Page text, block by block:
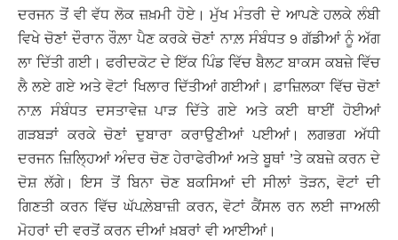
ਦਰਜਨ ਤੋਂ ਵੀ ਵੱਧ ਲੋਕ ਜ਼ਖ਼ਮੀ ਹੋਏ। ਮੁੱਖ ਮੰਤਰੀ ਦੇ ਆਪਣੇ ਹਲਕੇ ਲੰਬੀ
ਵਿਖੇ ਚੋਣਾਂ ਦੌਰਾਨ ਰੌਲ਼ਾ ਪੈਣ ਕਰਕੇ ਚੋਣਾਂ ਨਾਲ਼ ਸੰਬੰਧਤ 9 ਗੱਡੀਆਂ ਨੂੰ ਅੱਗ
ਲਾ ਦਿੱਤੀ ਗਈ। ਫਰੀਦਕੋਟ ਦੇ ਇੱਕ ਪਿੰਡ ਵਿੱਚ ਬੈਲਟ ਬਾਕਸ ਕਬਜ਼ੇ ਵਿੱਚ
ਲੈ ਲਏ ਗਏ ਅਤੇ ਵੋਟਾਂ ਖਿਲਾਰ ਦਿੱਤੀਆਂ ਗਈਆਂ। ਫ਼ਾਜ਼ਿਲਕਾ ਵਿੱਚ ਚੋਣਾਂ
ਨਾਲ਼ ਸੰਬੰਧਤ ਦਸਤਾਵੇਜ਼ ਪਾੜ ਦਿੱਤੇ ਗਏ ਅਤੇ ਕਈ ਥਾਈਂ ਹੋਈਆਂ
ਗੜਬੜਾਂ ਕਰਕੇ ਚੋਣਾਂ ਦੁਬਾਰਾ ਕਰਾਉਣੀਆਂ ਪਈਆਂ। ਲਗਭਗ ਅੱਧੀ
ਦਰਜਨ ਜ਼ਿਲ੍ਹਿਆਂ ਅੰਦਰ ਚੋਣ ਹੇਰਾਫੇਰੀਆਂ ਅਤੇ ਬੂਥਾਂ ’ਤੇ ਕਬਜ਼ੇ ਕਰਨ ਦੇ
ਦੋਸ਼ ਲੱਗੇ। ਇਸ ਤੋਂ ਬਿਨਾ ਚੋਣ ਬਕਸਿਆਂ ਦੀ ਸੀਲਾਂ ਤੋੜਨ, ਵੋਟਾਂ ਦੀ
ਗਿਣਤੀ ਕਰਨ ਵਿੱਚ ਘੱਪਲ਼ੇਬਾਜ਼ੀ ਕਰਨ, ਵੋਟਾਂ ਕੈਂਸਲ ਰਨ ਲਈ ਜਾਅਲੀ
ਮੋਹਰਾਂ ਦੀ ਵਰਤੋਂ ਕਰਨ ਦੀਆਂ ਖ਼ਬਰਾਂ ਵੀ ਆਈਆਂ।